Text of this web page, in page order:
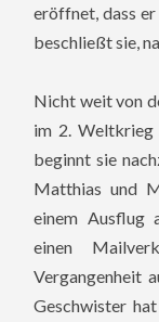
eröffnet, dass er
beschließt sie,
Nicht weit von
im 2. Weltkrieg
beginnt sie
Matthias und
einem Ausflug
einen
Vergangenheit
Geschwister